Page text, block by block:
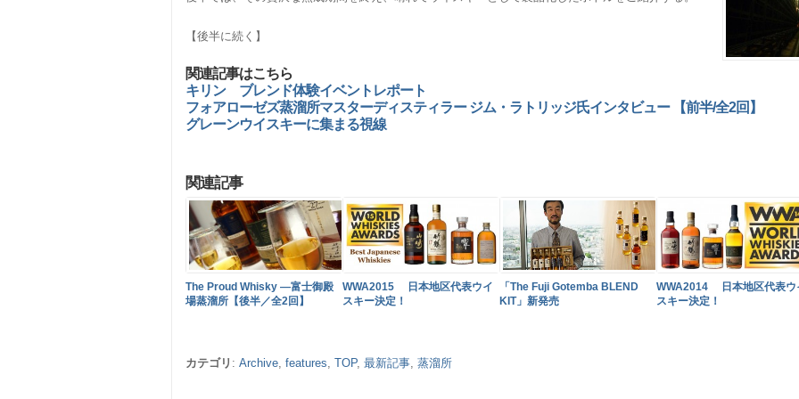
【後半に続く】
関連記事はこちら
キリン ブレンド体験イベントレポート
フォアローゼズ蒸溜所マスターディスティラー ジム・ラトリッジ氏インタビュー 【前半/全2回】
グレーンウイスキーに集まる視線
関連記事
The Proud Whisky ―富士御殿
場蒸溜所【後半／全2回】
WWA2015 日本地区代表ウイ
スキー決定！
「The Fuji Gotemba BLEND
KIT」新発売
WWA2014 日本地区代表ウ
スキー決定！
カテゴリ : Archive features TOP, 最新記事 蒸溜所